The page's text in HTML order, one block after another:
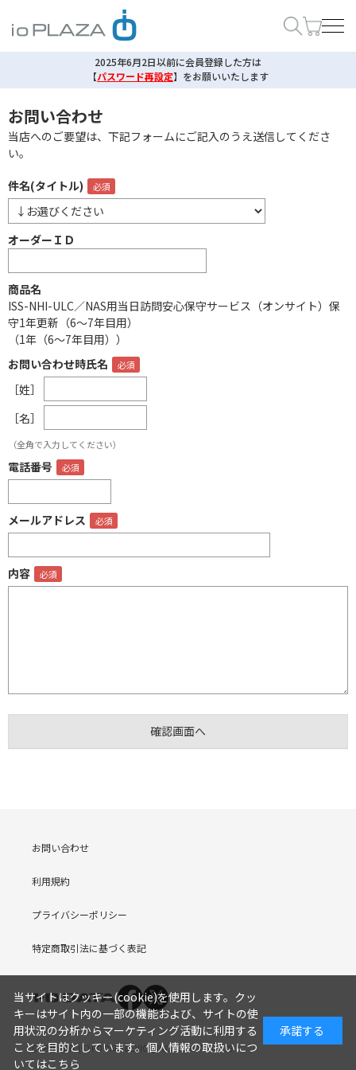
2025年6月2日以前に会員登録した方は
【パスワード再設定】 をお願いいたします
お問い合わせ
当店へのご要望は、下記フォームにご記入のうえ送信してくださ
い。
件名(タイトル)
オーダーＩＤ
商品名
ISS-NHI-ULC／NAS用当日訪問安心保守サービス（オンサイト）保
守1年更新（6～7年目用）
（1年（6～7年目用））
お問い合わせ時氏名
［姓］
［名］
（全角で入力してください）
電話番号
メールアドレス
内容
お問い合わせ
利用規約
プライバシーポリシー
特定商取引法に基づく表記
COPYRIGHT (C) I-O DATA DEVICE, INC. Since 2005.9.19
当サイトはクッキー(cookie)を使用します。クッ
キーはサイト内の一部の機能および、サイトの使
用状況の分析からマーケティング活動に利用する
ことを目的としています。個人情報の取扱いにつ
いてはこちら
承諾する